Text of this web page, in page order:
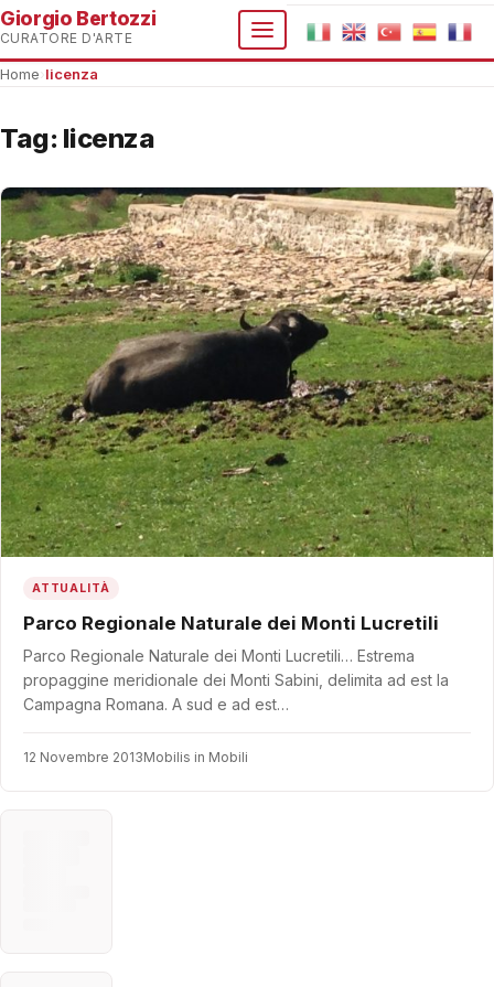
Giorgio Bertozzi
CURATORE D'ARTE
Home licenza
Tag: licenza
ATTUALITÀ
Parco Regionale Naturale dei Monti Lucretili
Parco Regionale Naturale dei Monti Lucretili… Estrema
propaggine meridionale dei Monti Sabini, delimita ad est la
Campagna Romana. A sud e ad est…
12 Novembre 2013Mobilis in Mobili